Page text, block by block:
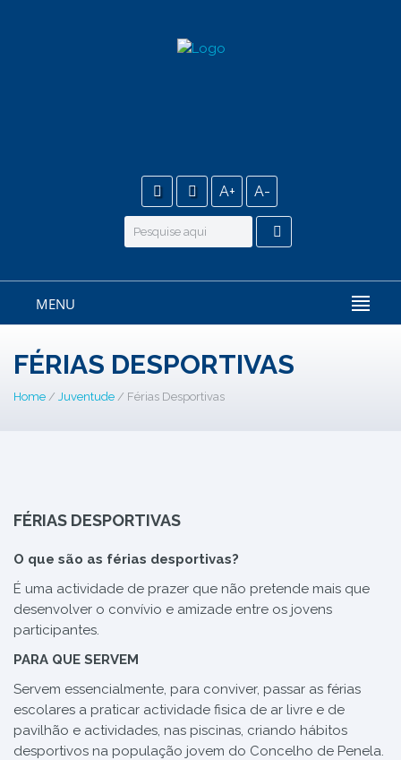
A+ A-
MENU
FÉRIAS DESPORTIVAS
Home / Juventude / Férias Desportivas
FÉRIAS DESPORTIVAS
O que são as férias desportivas?
É uma actividade de prazer que não pretende mais que
desenvolver o convívio e amizade entre os jovens
participantes.
PARA QUE SERVEM
Servem essencialmente, para conviver, passar as férias
escolares a praticar actividade fisica de ar livre e de
pavilhão e actividades, nas piscinas, criando hábitos
desportivos na população jovem do Concelho de Penela.